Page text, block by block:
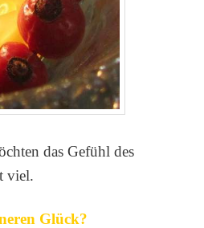
das Gefühl des
viel.
Glück?